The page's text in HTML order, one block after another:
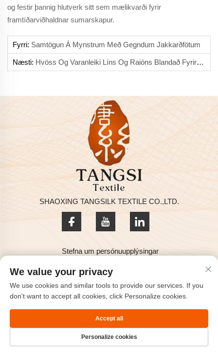
og festir þannig hlutverk sitt sem mælikvarði fyrir
framtíðarviðhaldnar sumarskapur.
Fyrri: Samtögun Á Mynstrum Með Gegndum Jakkarðfötum
Næsti: Hvöss Og Varanleiki Líns Og Raións Blandað Fyrir Daglega Föt
SHAOXING TANGSILK TEXTILE CO.,LTD.
Stefna um persónuupplýsingar
Höfundarréttur © 2025 hjá SHAOXING TANGSILK TEXTILE
CO.,LTD
Hafðu samband
Address: Rm801, 8H, Haizhou alþjóða, Keqiao, Shaoxing,
Zhejiang, Kína.
Sími:+86-575-85563399
We value your privacy
We use cookies and similar tools to provide our services. If you
don't want to accept all cookies, click Personalize cookies.
Personalize cookies
Accept all